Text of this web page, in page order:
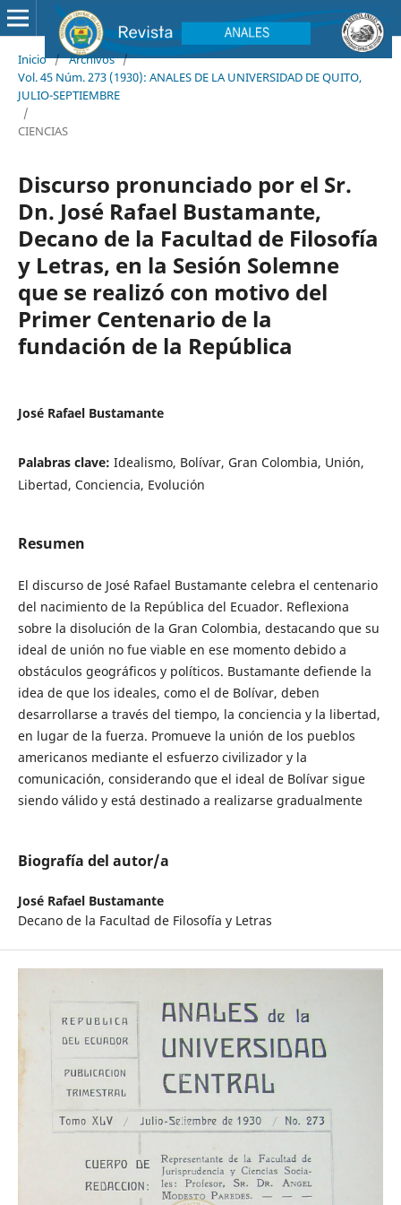
Inicio / Archivos /
Vol. 45 Núm. 273 (1930): ANALES DE LA UNIVERSIDAD DE QUITO,
JULIO-SEPTIEMBRE
/
CIENCIAS
Discurso pronunciado por el Sr.
Dn. José Rafael Bustamante,
Decano de la Facultad de Filosofía
y Letras, en la Sesión Solemne
que se realizó con motivo del
Primer Centenario de la
fundación de la República
José Rafael Bustamante
Palabras clave: Idealismo, Bolívar, Gran Colombia, Unión,
Libertad, Conciencia, Evolución
Resumen
El discurso de José Rafael Bustamante celebra el centenario
del nacimiento de la República del Ecuador. Reflexiona
sobre la disolución de la Gran Colombia, destacando que su
ideal de unión no fue viable en ese momento debido a
obstáculos geográficos y políticos. Bustamante defiende la
idea de que los ideales, como el de Bolívar, deben
desarrollarse a través del tiempo, la conciencia y la libertad,
en lugar de la fuerza. Promueve la unión de los pueblos
americanos mediante el esfuerzo civilizador y la
comunicación, considerando que el ideal de Bolívar sigue
siendo válido y está destinado a realizarse gradualmente
Biografía del autor/a
José Rafael Bustamante
Decano de la Facultad de Filosofía y Letras